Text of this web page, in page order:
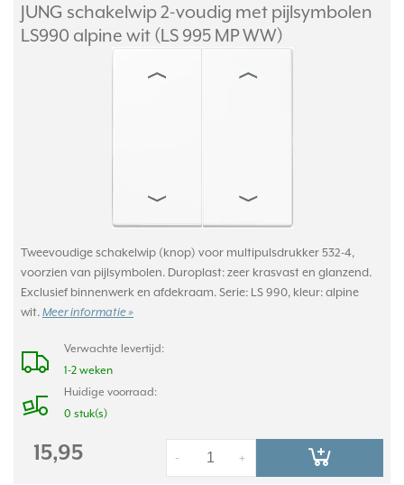
JUNG schakelwip 2-voudig met pijlsymbolen
LS990 alpine wit (LS 995 MP WW)
Tweevoudige schakelwip (knop) voor multipulsdrukker 532-4,
voorzien van pijlsymbolen. Duroplast: zeer krasvast en glanzend.
Exclusief binnenwerk en afdekraam. Serie: LS 990, kleur: alpine
wit. Meer informatie »
Verwachte levertijd:
1-2 weken
Huidige voorraad:
0 stuk(s)
15,95 +
-